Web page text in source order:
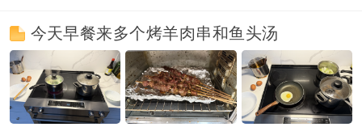
今天早餐来多个烤羊肉串和鱼头汤